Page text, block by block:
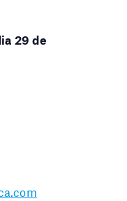
29 de